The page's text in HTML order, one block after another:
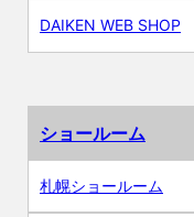
DAIKEN WEB SHOP
ショールーム
札幌ショールーム